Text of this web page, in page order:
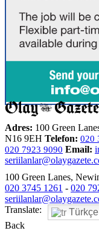
Adres: 100 Green
N16 9EH Telefon: 020
020 7923 9090 Email:
100 Green Lanes,
020 3745 1261 - 020
Translate:
Türkçe
Back